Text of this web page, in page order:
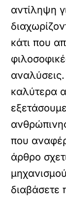
αντίληψη
κάτι που
καλύτερα
που
άρθρο
διαβάσετε